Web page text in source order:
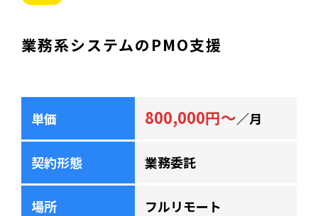
業務系システムのPMO支援
単価 800,000円～／月
契約形態 業務委託
場所 フルリモート